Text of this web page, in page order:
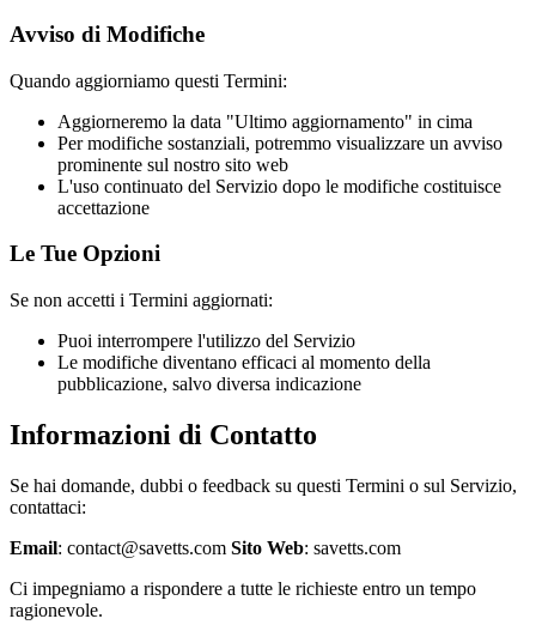
Avviso di Modifiche
Quando aggiorniamo questi Termini:
Aggiorneremo la data "Ultimo aggiornamento" in cima
Per modifiche sostanziali, potremmo visualizzare un avviso
prominente sul nostro sito web
L'uso continuato del Servizio dopo le modifiche costituisce
accettazione
Le Tue Opzioni
Se non accetti i Termini aggiornati:
Puoi interrompere l'utilizzo del Servizio
Le modifiche diventano efficaci al momento della
pubblicazione, salvo diversa indicazione
Informazioni di Contatto
Se hai domande, dubbi o feedback su questi Termini o sul Servizio,
contattaci:
Email: contact@savetts.com Sito Web: savetts.com
Ci impegniamo a rispondere a tutte le richieste entro un tempo
ragionevole.